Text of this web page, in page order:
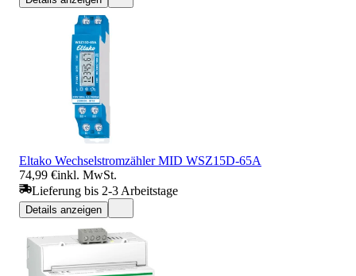
Eltako Wechselstromzähler MID WSZ15D-65A
74,99 €inkl. MwSt.
Lieferung bis 2-3 Arbeitstage
Details anzeigen